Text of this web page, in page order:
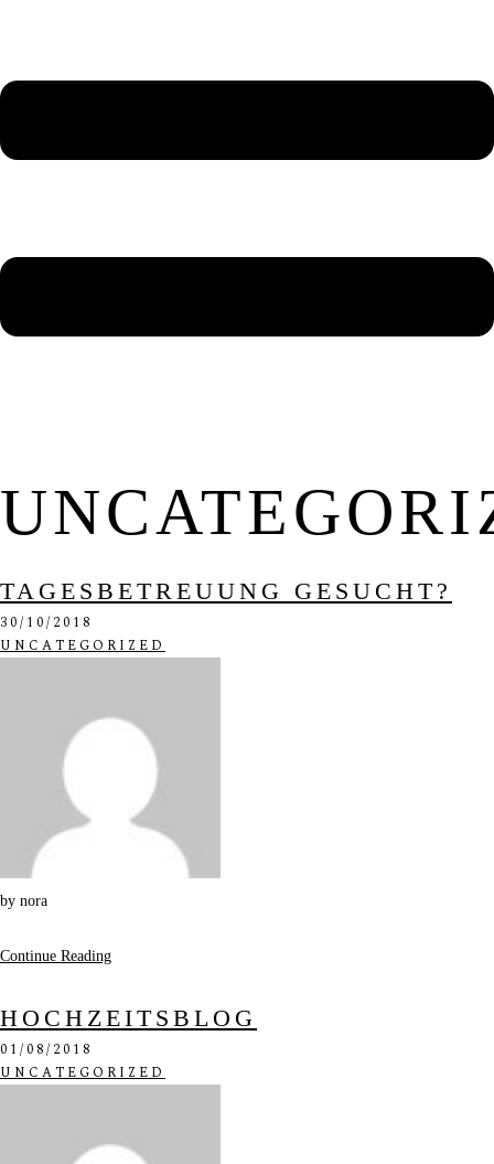
TAGESBETREUUNG GESUCHT?
30/10/2018
UNCATEGORIZED
by nora
Continue Reading
HOCHZEITSBLOG
01/08/2018
UNCATEGORIZED